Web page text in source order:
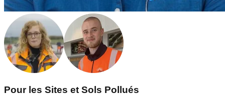
Pour les Sites et Sols Pollués